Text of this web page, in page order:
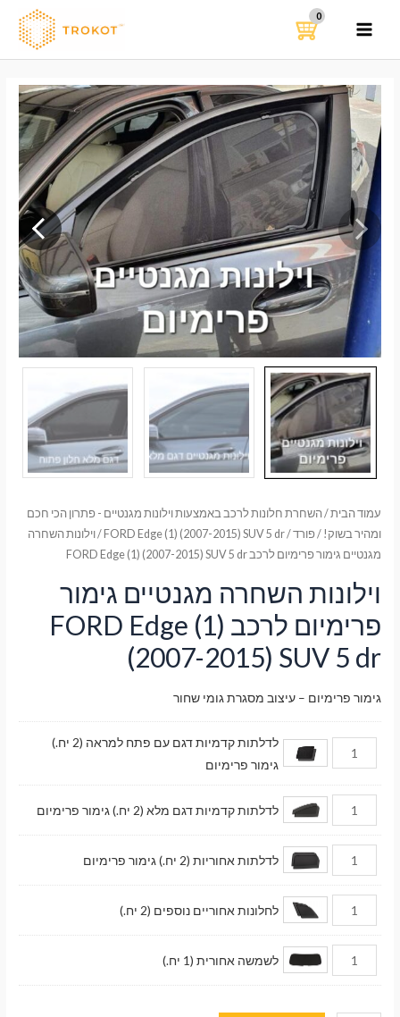
MAIN
עמוד הבית/השחרת חלונות לרכב באמצעות וילונות מגנטיים - פתרון הכי חכם
ומהיר בשוק! /פורד/
FORD Edge (1) (2007-2015) SUV 5 dr / וילונות השחרה
מגנטיים גימור פרימיום לרכב FORD Edge (1) (2007-2015) SUV 5 dr
וילונות השחרה מגנטיים גימור
פרימיום לרכב FORD Edge (1)
(2007-2015) SUV 5 dr
גימור פרימיום – עיצוב מסגרת גומי שחור
לדלתות קדמיות דגם עם פתח למראה (2 יח.)
גימור פרימיום
לדלתות קדמיות דגם מלא (2 יח.) גימור פרימיום
לדלתות אחוריות (2 יח.) גימור פרימיום
לחלונות אחוריים נוספים (2 יח.)
לשמשה אחורית (1 יח.)